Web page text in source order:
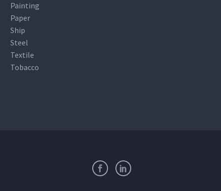
Painting
Paper
Ship
Steel
Textile
Tobacco